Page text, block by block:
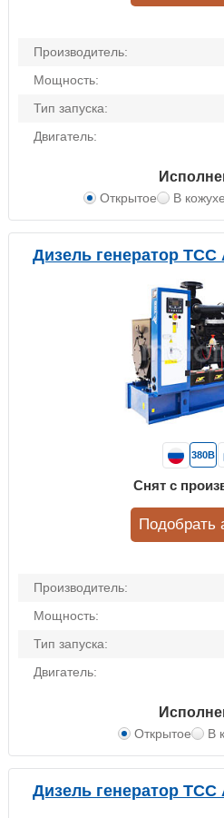
Производитель:
Мощность:
Тип запуска:
Двигатель:
Открытое В кожухе
Дизель генератор
Производитель:
Мощность:
Тип запуска:
Двигатель:
Открытое В
380В
Снят с
Подобрать
Дизель генератор